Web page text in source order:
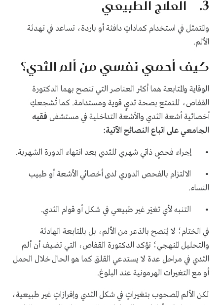
3. العلاج الطبيعي
والمتمثل في استخدام كماداتٍ دافئة أو باردة، تساعد في تهدئة
الألم.
كيف أحمي نفسي من ألم الثدي؟
الوقاية والمتابعة هما أكثر العناصر التي تنصح بهما الدكتورة
القفاص، للتمتع بصحة ثديٍ قوية ومستدامة. كما تُشجعكِ
أخصائية أشعة الثدي والأشعة التداخلية في مستشفى فقيه
الجامعي على اتباع النصائح الآتية:
• إجراء فحصٍ ذاتي شهري للثدي بعد انتهاء الدورة الشهرية.
• الالتزام بالفحص الدوري لدى أخصائي الأشعة أو طبيب
النساء.
• التنبه لأي تغيَر غير طبيعي في شكل أو قوام الثدي.
في الختام؛ لا يُنصح بالذعر من الألم، بل بالمتابعة الهادئة
والتحليل المنهجي؛ تؤكد الدكتورة القفاص، التي تضيف أن ألم
الثدي في مراحل عدة لا يستدعي القلق كما هو الحال خلال الحمل
أو مع التغيرات الهرمونية عند البلوغ.
لكن الألم المصحوب بتغيراتٍ في شكل الثدي وإفرازاتٍ غير طبيعية،